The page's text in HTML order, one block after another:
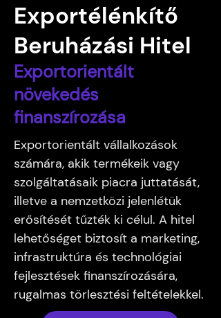
Exportélénkítő
Beruházási Hitel
Exportorientált
növekedés
finanszírozása
Exportorientált vállalkozások
számára, akik termékeik vagy
szolgáltatásaik piacra juttatását,
illetve a nemzetközi jelenlétük
erősítését tűzték ki célul. A hitel
lehetőséget biztosít a marketing,
infrastruktúra és technológiai
fejlesztések finanszírozására,
rugalmas törlesztési feltételekkel.